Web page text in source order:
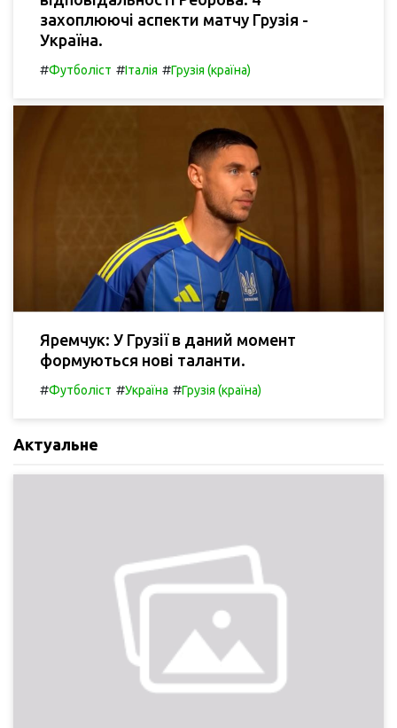
захоплюючі аспекти матчу Грузія -
Україна.
#Футболіст #Італія #Грузія (країна)
Яремчук: У Грузії в даний момент
формуються нові таланти.
#Футболіст #Україна #Грузія (країна)
Актуальне